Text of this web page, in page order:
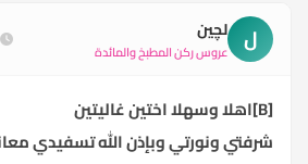
ل لچين
عروس ركن المطبخ والمائدة
[B]اهلا وسهلا اختين غاليتين
شرفتي ونورتي وبإذن الله تسفيدي